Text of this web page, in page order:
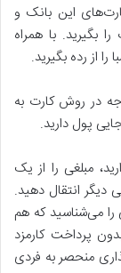
۱۶ رقمی روی کارت‌های این بانک و
بگیرید. با همراه
از ‌رده بگیرید.
در روش کارت ‌به
پول دارید.
مبلغی را از یک
انتقال دهید.
را می‌شناسید که هم
پرداخت کارمزد
منحصر به فردی